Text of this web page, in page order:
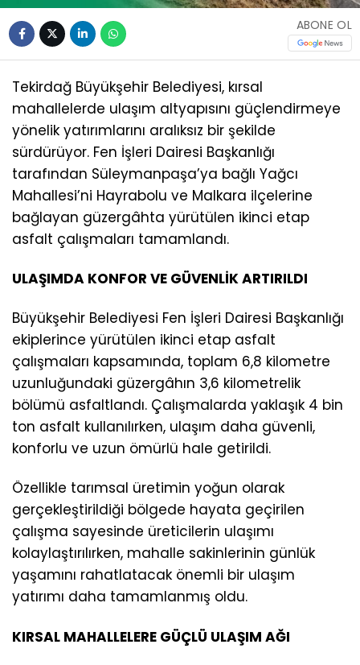
ABONE OL
Tekirdağ Büyükşehir Belediyesi, kırsal
mahallelerde ulaşım altyapısını güçlendirmeye
yönelik yatırımlarını aralıksız bir şekilde
sürdürüyor. Fen İşleri Dairesi Başkanlığı
tarafından Süleymanpaşa’ya bağlı Yağcı
Mahallesi’ni Hayrabolu ve Malkara ilçelerine
bağlayan güzergâhta yürütülen ikinci etap
asfalt çalışmaları tamamlandı.
ULAŞIMDA KONFOR VE GÜVENLİK ARTIRILDI
Büyükşehir Belediyesi Fen İşleri Dairesi Başkanlığı
ekiplerince yürütülen ikinci etap asfalt
çalışmaları kapsamında, toplam 6,8 kilometre
uzunluğundaki güzergâhın 3,6 kilometrelik
bölümü asfaltlandı. Çalışmalarda yaklaşık 4 bin
ton asfalt kullanılırken, ulaşım daha güvenli,
konforlu ve uzun ömürlü hale getirildi.
Özellikle tarımsal üretimin yoğun olarak
gerçekleştirildiği bölgede hayata geçirilen
çalışma sayesinde üreticilerin ulaşımı
kolaylaştırılırken, mahalle sakinlerinin günlük
yaşamını rahatlatacak önemli bir ulaşım
yatırımı daha tamamlanmış oldu.
KIRSAL MAHALLELERE GÜÇLÜ ULAŞIM AĞI